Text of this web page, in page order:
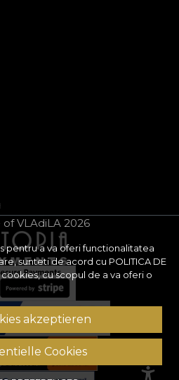
pentru a va oferi functionalitatea
sunteti de acord cu POLITICA DE
cu scopul de a va oferi o
akzeptieren
Cookies
VLAdiLA 2026